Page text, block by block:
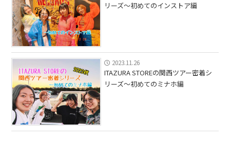
リーズ〜初めてのインストア編
2023.11.26
ITAZURA STOREの関西ツアー密着シ
リーズ〜初めてのミナホ編